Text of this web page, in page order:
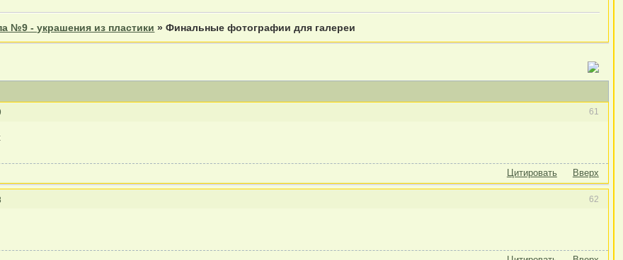
№9 - украшения из пластики »Финальные фотографии для галереи
61
Цитировать Вверх
62